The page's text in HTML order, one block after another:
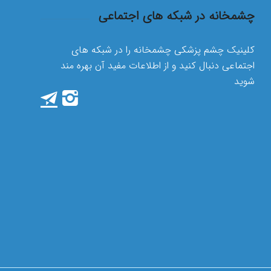
چشمخانه در شبکه های اجتماعی
کلینیک چشم پزشکی چشمخانه را در شبکه های
اجتماعی دنبال کنید و از اطلاعات مفید آن بهره مند
شوید